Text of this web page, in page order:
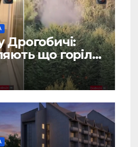
що горіло
(Відео)